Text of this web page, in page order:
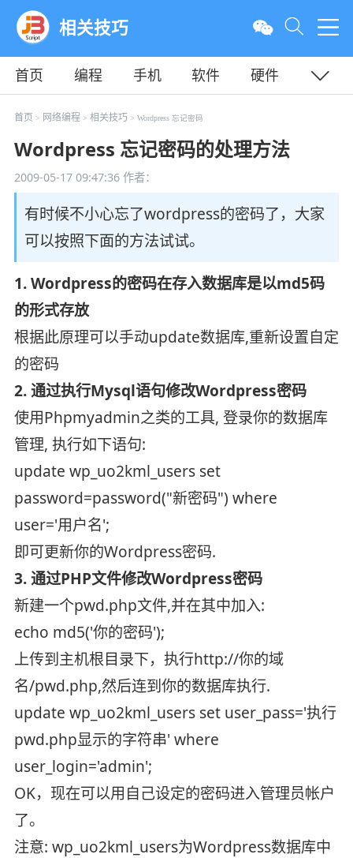
相关技巧
首页 编程 手机 软件
硬件
教程
平面 服务器
首页 > 网络编程 > 相关技巧 > Wordpress 忘记密码
Wordpress 忘记密码的处理方法
2009-05-17 09:47:36作者：
有时候不小心忘了wordpress的密码了，大家
可以按照下面的方法试试。
1. Wordpress的密码在存入数据库是以md5码
的形式存放
根据此原理可以手动update数据库,重新设置自定
的密码
2. 通过执行Mysql语句修改Wordpress密码
使用Phpmyadmin之类的工具, 登录你的数据库
管理, 执行如下语句:
update wp_uo2kml_users set
password=password("新密码") where
user='用户名';
即可更新你的Wordpress密码.
3. 通过PHP文件修改Wordpress密码
新建一个pwd.php文件,并在其中加入:
echo md5('你的密码');
上传到主机根目录下，执行http://你的域
名/pwd.php,然后连到你的数据库执行.
update wp_uo2kml_users set user_pass='执行
pwd.php显示的字符串' where
user_login='admin';
OK，现在可以用自己设定的密码进入管理员帐户
了。
注意: wp_uo2kml_users为Wordpress数据库中